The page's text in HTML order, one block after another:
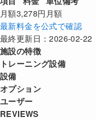
月額3,278円月額
最新料金を公式で確認
最終更新日：2026-02-22
施設の特徴
トレーニング設備
設備
オプション
ユーザー
REVIEWS